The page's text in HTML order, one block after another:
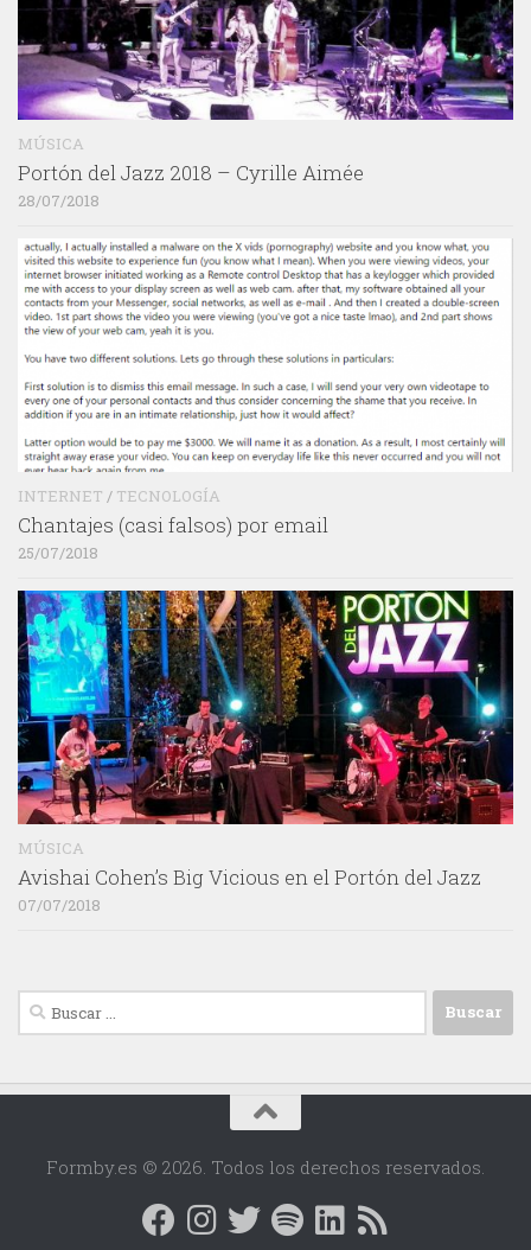
MÚSICA
Portón del Jazz 2018 – Cyrille Aimée
28/07/2018
INTERNET / TECNOLOGÍA
Chantajes (casi falsos) por email
25/07/2018
MÚSICA
Avishai Cohen’s Big Vicious en el Portón del Jazz
07/07/2018
Buscar:
Formby.es © 2026. Todos los derechos reservados.